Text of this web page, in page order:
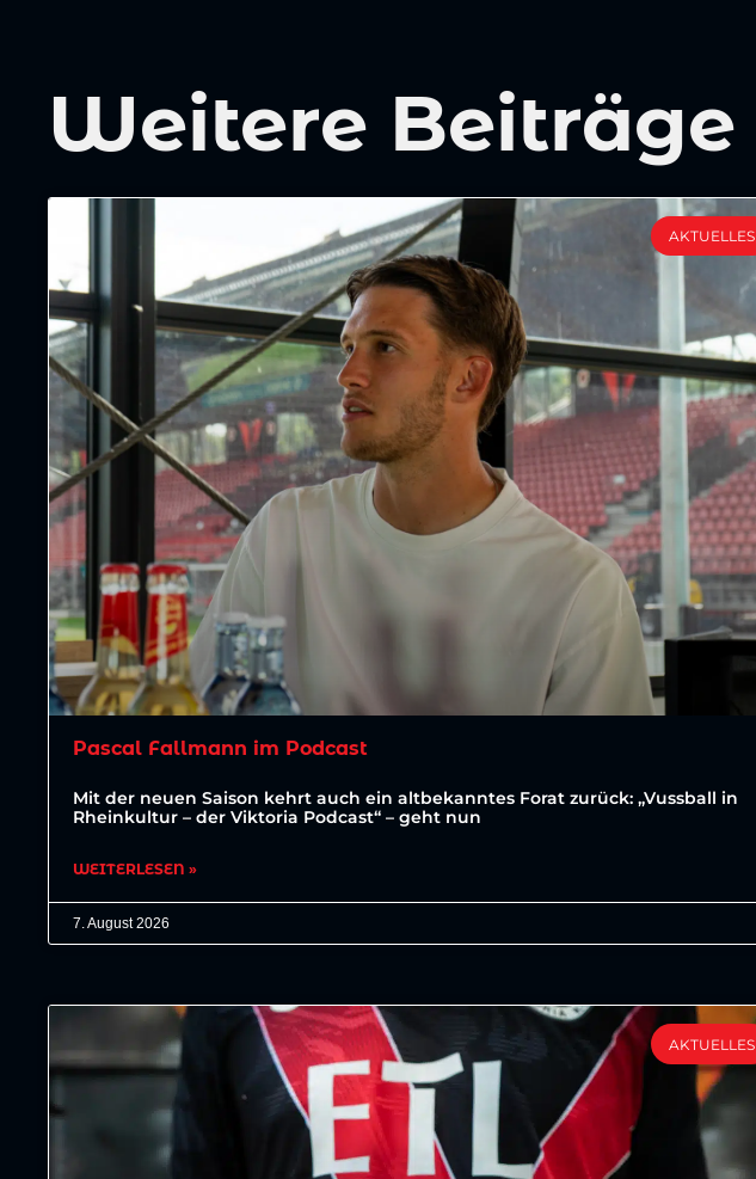
Weitere Beiträge
AKTUELLES
Pascal Fallmann im Podcast
Mit der neuen Saison kehrt auch ein altbekanntes Forat zurück: „Vussball in
Rheinkultur – der Viktoria Podcast“ – geht nun
WEITERLESEN »
7. August 2026
AKTUELLES